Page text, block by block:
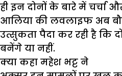
ही इन दोनों के बारे में चर्चा
आलिया की लवलाइफ अब
उत्सुकता पैदा कर रही है
बनेंगे या नहीं.
क्या कहा महेश भट्ट ने